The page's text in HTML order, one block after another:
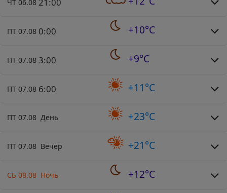
ЧТ 06.08
ПТ 07.08 0:00 +10°C
ПТ 07.08 3:00 +9°C
ПТ 07.08 6:00 +11°C
ПТ 07.08 День +23°C
ПТ 07.08 Вечер +21°C
СБ 08.08 Ночь +12°C